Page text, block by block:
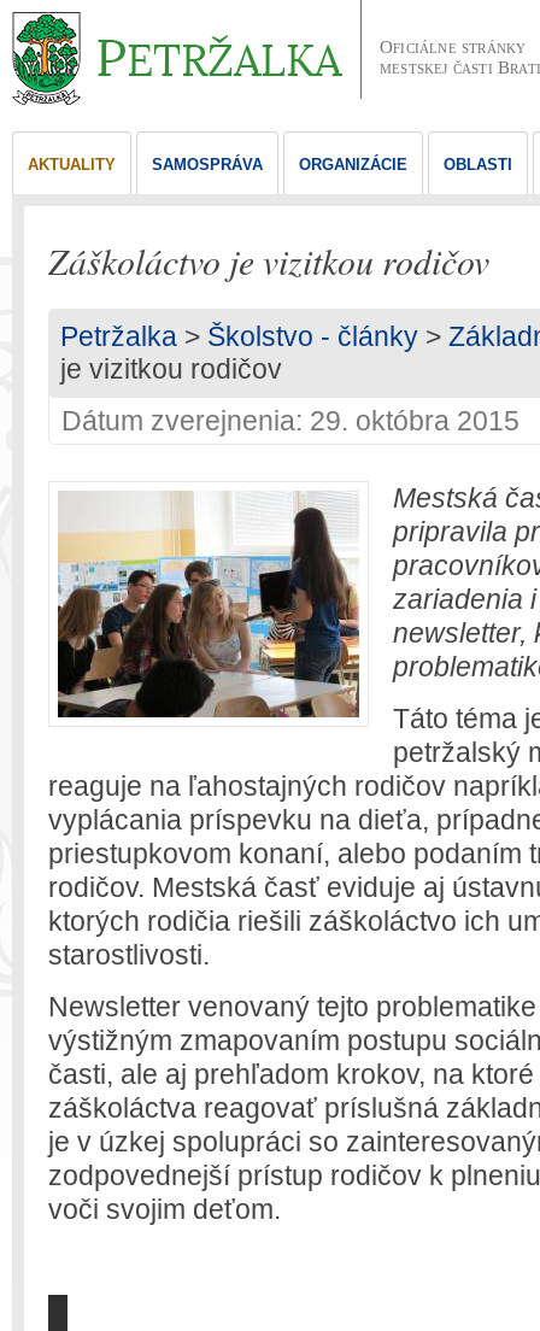
Oficiálne stránky
mestskej časti
AKTUALITY SAMOSPRÁVA ORGANIZÁCIE OBLASTI
Záškoláctvo je vizitkou rodičov
Petržalka > Školstvo - články >
je vizitkou rodičov
Dátum zverejnenia: 29. októbra 2015
Mestská
pripravila
zariadenia
newsletter,
Táto téma
petržalský
reaguje na ľahostajných rodičov
vyplácania príspevku na dieťa,
priestupkovom konaní, alebo podaním
rodičov. Mestská časť eviduje aj
ktorých rodičia riešili záškoláctvo ich
starostlivosti.
Newsletter venovaný tejto
výstižným zmapovaním postupu
časti, ale aj prehľadom krokov, na
záškoláctva reagovať príslušná
je v úzkej spolupráci so
zodpovednejší prístup rodičov k
voči svojim deťom.